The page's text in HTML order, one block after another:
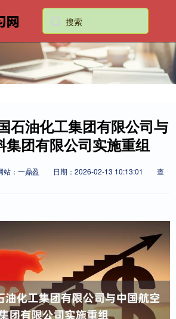
石油化工集团有限公司与
集团有限公司实施重组
站：一鼎盈 日期：2026-02-13 10:13:01
查